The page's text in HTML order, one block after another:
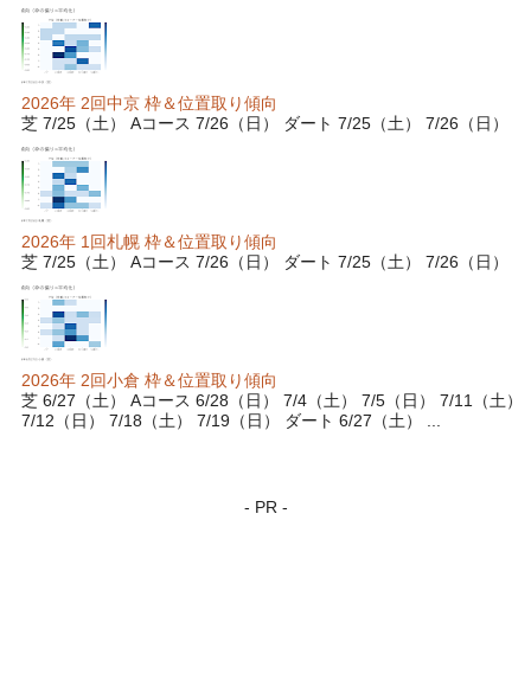
2026年 2回中京 枠＆位置取り傾向
芝 7/25（土） Aコース 7/26（日） ダート 7/25（土） 7/26（日）
2026年 1回札幌 枠＆位置取り傾向
芝 7/25（土） Aコース 7/26（日） ダート 7/25（土） 7/26（日）
2026年 2回小倉 枠＆位置取り傾向
芝 6/27（土） Aコース 6/28（日） 7/4（土） 7/5（日） 7/11（土）
7/12（日） 7/18（土） 7/19（日） ダート 6/27（土） ...
- PR -